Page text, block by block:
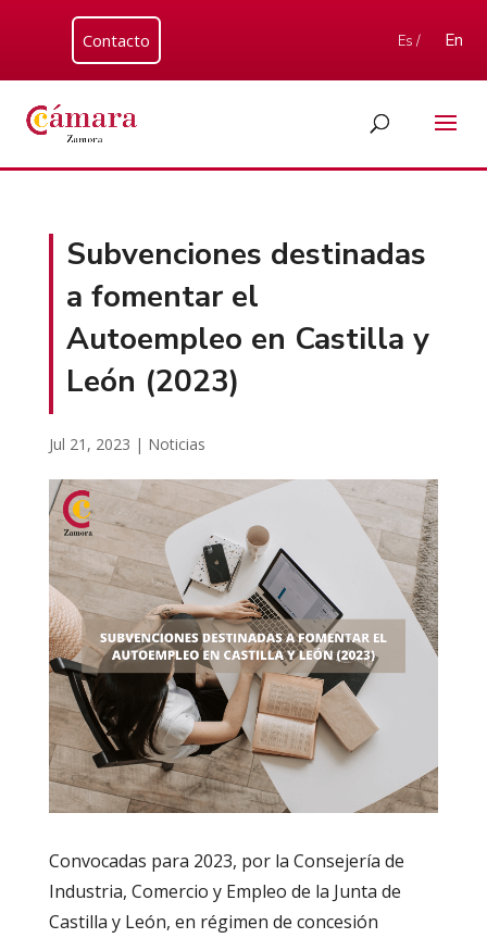
Contacto Es / En
Subvenciones destinadas
a fomentar el
Autoempleo en Castilla y
León (2023)
Jul 21, 2023 | Noticias
Convocadas para 2023, por la Consejería de
Industria, Comercio y Empleo de la Junta de
Castilla y León, en régimen de concesión